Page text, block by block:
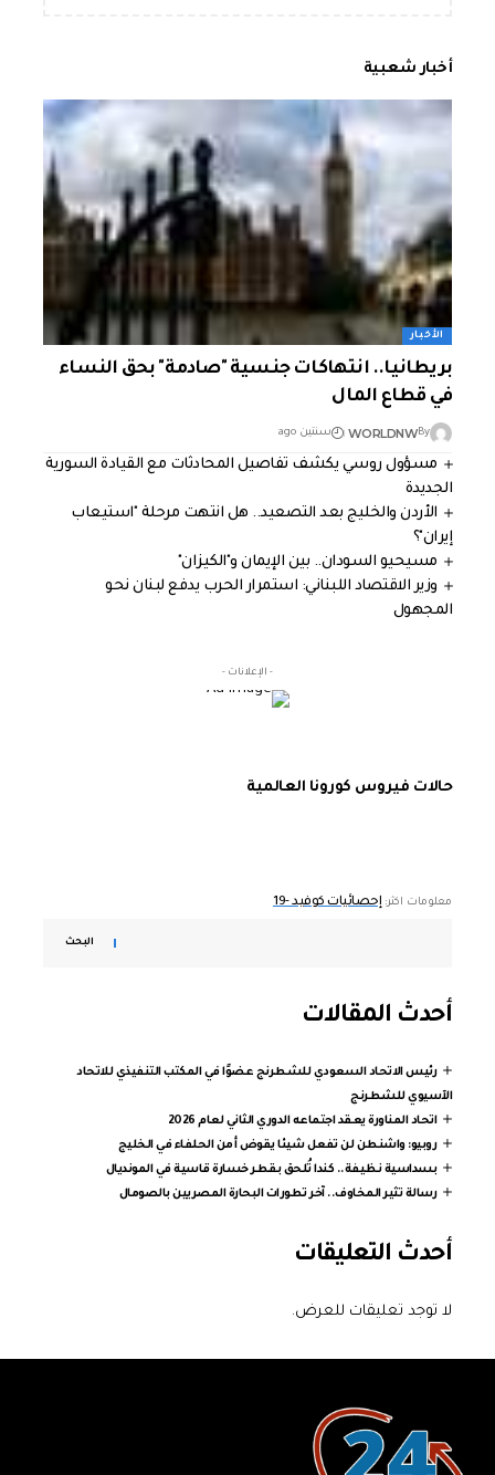
أخبار شعبية
الأخبار
بريطانيا.. انتهاكات جنسية "صادمة" بحق النساء
في قطاع المال
By
WORLDNW سنتين ago
مسؤول روسي يكشف تفاصيل المحادثات مع القيادة السورية
الجديدة
الأردن والخليج بعد التصعيد.. هل انتهت مرحلة "استيعاب
إيران"؟
مسيحيو السودان.. بين الإيمان و"الكيزان"
وزير الاقتصاد اللبناني: استمرار الحرب يدفع لبنان نحو
المجهول
- الإعلانات -
حالات فيروس كورونا العالمية
معلومات اكثر:إحصائيات كوفيد -19
البحث
أحدث المقالات
رئيس الاتحاد السعودي للشطرنج عضوًا في المكتب التنفيذي للاتحاد
الآسيوي للشطرنج
اتحاد المناورة يعقد اجتماعه الدوري الثاني لعام 2026
روبيو: واشنطن لن تفعل شيئا يقوض أمن الحلفاء في الخليج
بسداسية نظيفة.. كندا تُلحق بقطر خسارة قاسية في المونديال
رسالة تثير المخاوف.. آخر تطورات البحارة المصريين بالصومال
أحدث التعليقات
لا توجد تعليقات للعرض.